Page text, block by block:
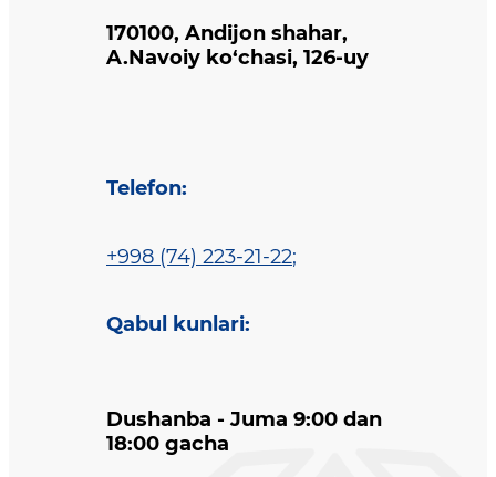
170100, Andijon shahar,
A.Navoiy ko‘chasi, 126-uy
Telefon:
+998 (74) 223-21-22;
Qabul kunlari:
Dushanba - Juma 9:00 dan
18:00 gacha